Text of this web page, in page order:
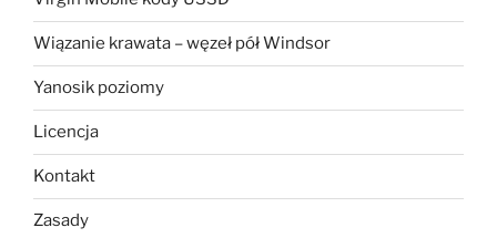
Wiązanie krawata – węzeł pół Windsor
Yanosik poziomy
Licencja
Kontakt
Zasady